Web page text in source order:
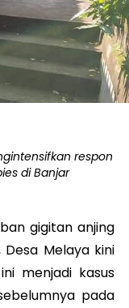
respon
di Banjar
gigitan anjing
Melaya kini
menjadi kasus
pada